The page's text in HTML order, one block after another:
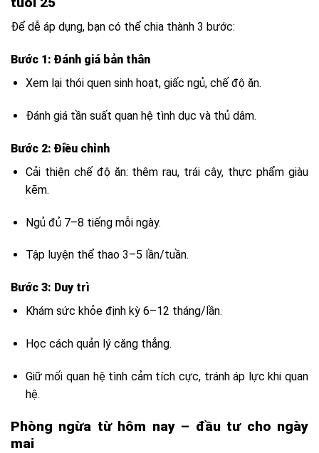
Để dễ áp dụng, bạn có thể chia thành 3 bước:
Bước 1: Đánh giá bản thân
Xem lại thói quen sinh hoạt, giấc ngủ, chế độ ăn.
Đánh giá tần suất quan hệ tình dục và thủ dâm.
Bước 2: Điều chỉnh
Cải thiện chế độ ăn: thêm rau, trái cây, thực phẩm giàu
kẽm.
Ngủ đủ 7–8 tiếng mỗi ngày.
Tập luyện thể thao 3–5 lần/tuần.
Bước 3: Duy trì
Khám sức khỏe định kỳ 6–12 tháng/lần.
Học cách quản lý căng thẳng.
Giữ mối quan hệ tình cảm tích cực, tránh áp lực khi quan
hệ.
Phòng ngừa từ hôm nay – đầu tư cho ngày
mai